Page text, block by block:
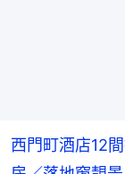
西門町酒店12